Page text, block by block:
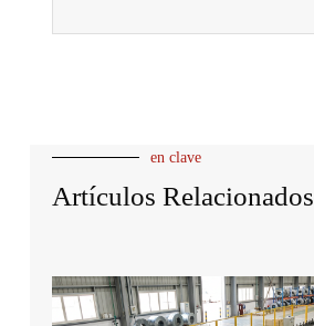
en clave
Artículos Relacionados